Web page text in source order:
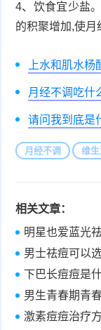
4、饮食宜少盐
的积聚增加,使月
上水和肌水
月经不调吃什
请问我到底是
月经不调 维
相关文章：
明星也爱蓝光
男士祛痘可以
下巴长痘痘是
男生青春期青
激素痘痘治疗